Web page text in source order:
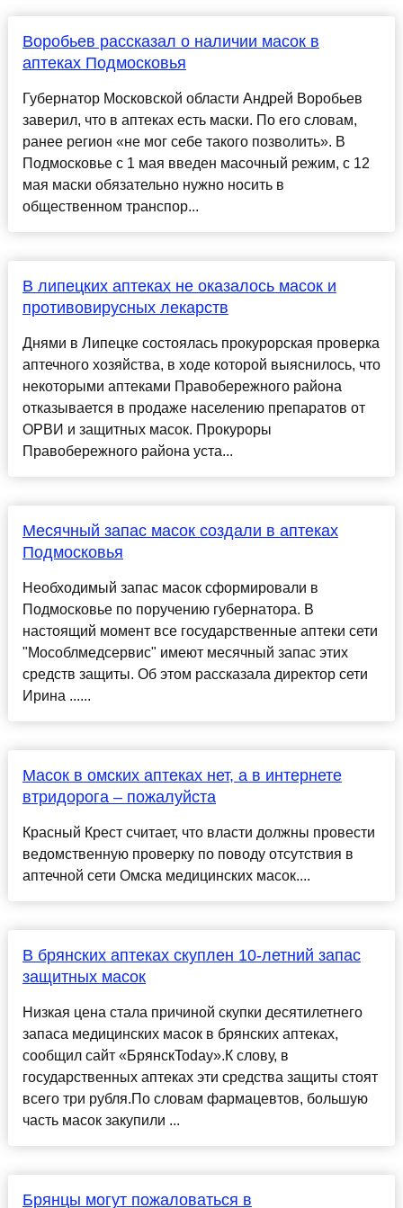
Воробьев рассказал о наличии масок в
аптеках Подмосковья
Губернатор Московской области Андрей Воробьев
заверил, что в аптеках есть маски. По его словам,
ранее регион «не мог себе такого позволить». В
Подмосковье с 1 мая введен масочный режим, с 12
мая маски обязательно нужно носить в
общественном транспор...
В липецких аптеках не оказалось масок и
противовирусных лекарств
Днями в Липецке состоялась прокурорская проверка
аптечного хозяйства, в ходе которой выяснилось, что
некоторыми аптеками Правобережного района
отказывается в продаже населению препаратов от
ОРВИ и защитных масок. Прокуроры
Правобережного района уста...
Месячный запас масок создали в аптеках
Подмосковья
Необходимый запас масок сформировали в
Подмосковье по поручению губернатора. В
настоящий момент все государственные аптеки сети
"Мособлмедсервис" имеют месячный запас этих
средств защиты. Об этом рассказала директор сети
Ирина ......
Масок в омских аптеках нет, а в интернете
втридорога – пожалуйста
Красный Крест считает, что власти должны провести
ведомственную проверку по поводу отсутствия в
аптечной сети Омска медицинских масок....
В брянских аптеках скуплен 10-летний запас
защитных масок
Низкая цена стала причиной скупки десятилетнего
запаса медицинских масок в брянских аптеках,
сообщил сайт «БрянскToday».К слову, в
государственных аптеках эти средства защиты стоят
всего три рубля.По словам фармацевтов, большую
часть масок закупили ...
Брянцы могут пожаловаться в